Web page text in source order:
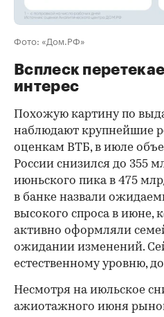
Фото: «Дом.РФ»
Всплеск
интерес
Похожую картину по
наблюдают крупнейшие
оценкам ВТБ, в июле
России снизился до 355
июньского пика в 475
в банке назвали
высокого спроса в июне,
активно оформляли
ожидании изменений.
естественному уровню,
Несмотря на июльское
ажиотажного июня